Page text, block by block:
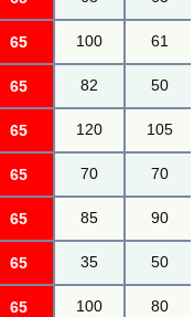
65 100 61
65 82 50
65 120 105
65 70 70
65 85 90
65 35 50
65 100 80